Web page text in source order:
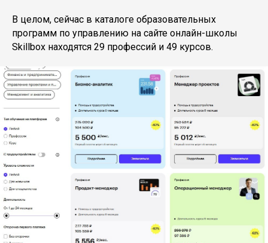
В целом, сейчас в каталоге образовательных
программ по управлению на сайте онлайн-школы
Skillbox находятся 29 профессий и 49 курcов.